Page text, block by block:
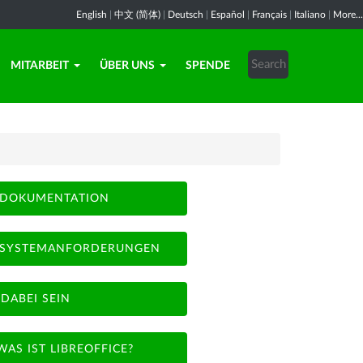
English 中文 (简体) Deutsch Español Français Italiano More...
MITARBEIT ÜBER UNS SPENDE
DOKUMENTATION
SYSTEMANFORDERUNGEN
DABEI SEIN
IST LIBREOFFICE?